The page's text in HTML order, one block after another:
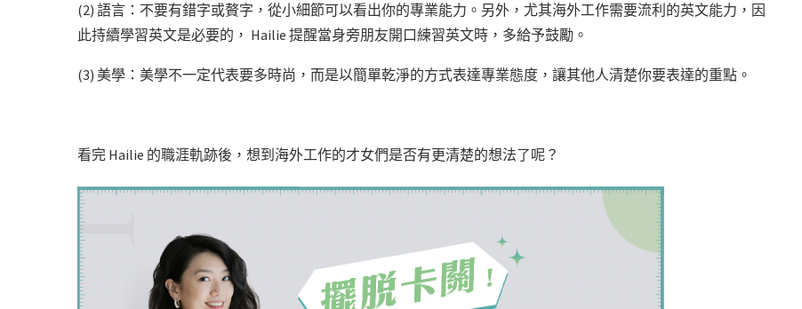
(2) 語言：不要有錯字或贅字，從小細節可以看出你的專業能力。另外，尤其海外工作需要流利的英文能力，因
此持續學習英文是必要的， Hailie 提醒當身旁朋友開口練習英文時，多給予鼓勵。
(3) 美學：美學不一定代表要多時尚，而是以簡單乾淨的方式表達專業態度，讓其他人清楚你要表達的重點。
看完 Hailie 的職涯軌跡後，想到海外工作的才女們是否有更清楚的想法了呢？